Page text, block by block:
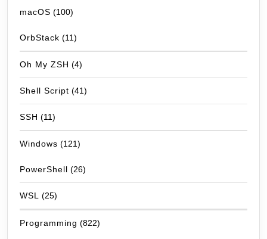
macOS (100)
OrbStack (11)
Oh My ZSH (4)
Shell Script (41)
SSH (11)
Windows (121)
PowerShell (26)
WSL (25)
Programming (822)